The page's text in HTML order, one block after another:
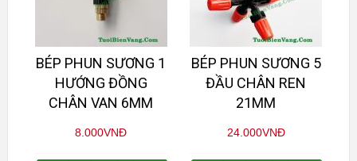
BÉP PHUN SƯƠNG 1
HƯỚNG ĐỒNG
CHÂN VAN 6MM
8.000VNĐ
BÉP PHUN SƯƠNG 5
ĐẦU CHÂN REN
21MM
24.000VNĐ